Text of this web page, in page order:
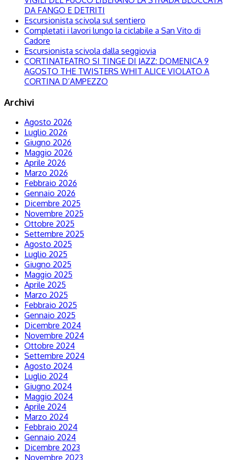
DA FANGO E DETRITI
Escursionista scivola sul sentiero
Completati i lavori lungo la ciclabile a San Vito di
Cadore
Escursionista scivola dalla seggiovia
CORTINATEATRO SI TINGE DI JAZZ: DOMENICA 9
AGOSTO THE TWISTERS WHIT ALICE VIOLATO A
CORTINA D’AMPEZZO
Archivi
Agosto 2026
Luglio 2026
Giugno 2026
Maggio 2026
Aprile 2026
Marzo 2026
Febbraio 2026
Gennaio 2026
Dicembre 2025
Novembre 2025
Ottobre 2025
Settembre 2025
Agosto 2025
Luglio 2025
Giugno 2025
Maggio 2025
Aprile 2025
Marzo 2025
Febbraio 2025
Gennaio 2025
Dicembre 2024
Novembre 2024
Ottobre 2024
Settembre 2024
Agosto 2024
Luglio 2024
Giugno 2024
Maggio 2024
Aprile 2024
Marzo 2024
Febbraio 2024
Gennaio 2024
Dicembre 2023
Novembre 2023